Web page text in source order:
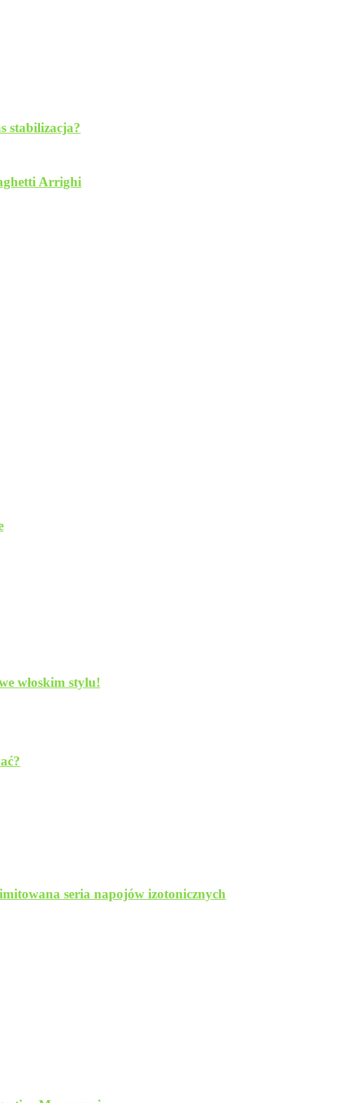
stabilizacja?
Arrighi
włoskim stylu!
seria napojów izotonicznych